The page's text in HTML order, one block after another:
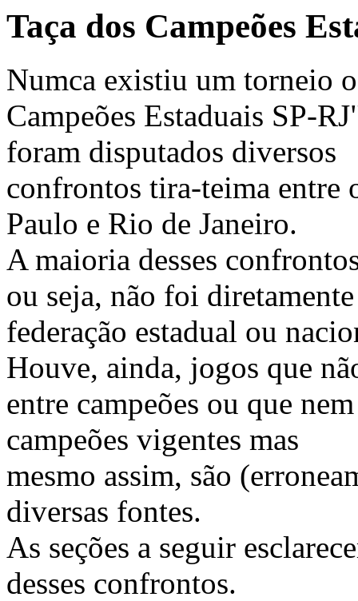
Taça dos Campeões
Numca existiu um torneio
Campeões Estaduais SP-
foram disputados diversos
confrontos tira-teima entre
Paulo e Rio de Janeiro.
A maioria desses
ou seja, não foi
federação estadual ou
Houve, ainda, jogos que
entre campeões ou que
campeões vigentes mas
mesmo assim, são
diversas fontes.
As seções a seguir
desses confrontos.